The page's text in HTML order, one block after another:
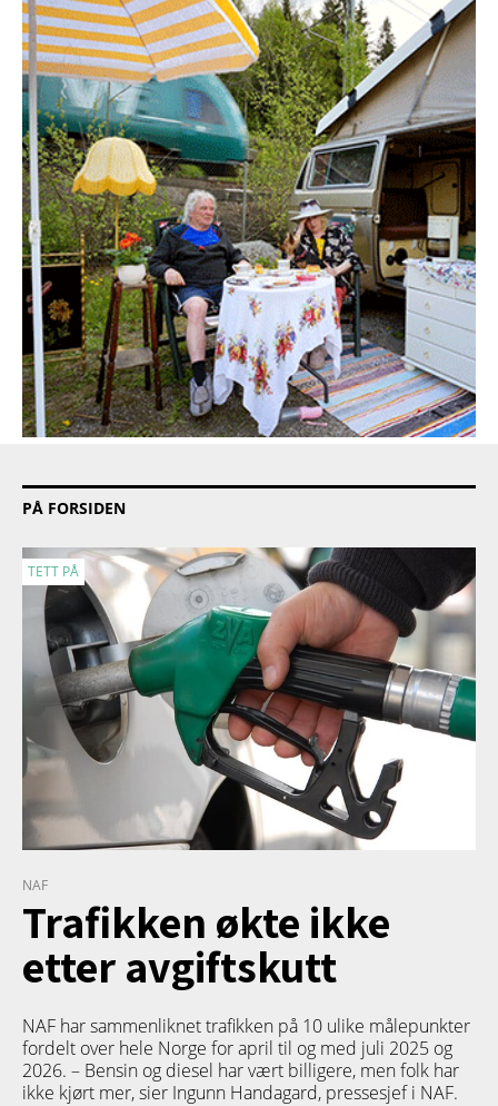
PÅ FORSIDEN
TETT PÅ
NAF
Trafikken økte ikke
etter avgiftskutt
NAF har sammenliknet trafikken på 10 ulike målepunkter
fordelt over hele Norge for april til og med juli 2025 og
2026. – Bensin og diesel har vært billigere, men folk har
ikke kjørt mer, sier Ingunn Handagard, pressesjef i NAF.